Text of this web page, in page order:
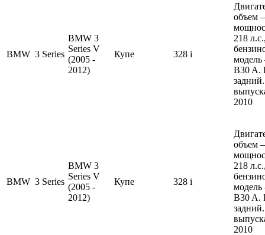
BMW 3 Series
BMW 3
Series V
(2005 -
2012)
Купе 328 i
объем
218
B30 A.
2010
BMW 3 Series
BMW 3
Series V
(2005 -
2012)
Купе 328 i
объем
218
B30 A.
2010